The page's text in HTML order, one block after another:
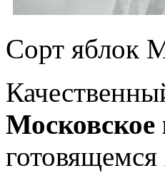
Сорт яблок
Московское